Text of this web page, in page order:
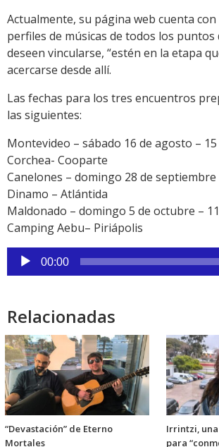
Actualmente, su página web cuenta con
perfiles de músicas de todos los puntos
deseen vincularse, “estén en la etapa
acercarse desde allí.
Las fechas para los tres encuentros
las siguientes:
Montevideo – sábado 16 de agosto – 15
Corchea- Cooparte
Canelones – domingo 28 de septiembre
Dinamo – Atlántida
Maldonado – domingo 5 de octubre –
Camping Aebu– Piriápolis
Reproductor
de
00:00
Relacionadas
“Devastación” de Eterno
Mortales
Irrintzi,
para